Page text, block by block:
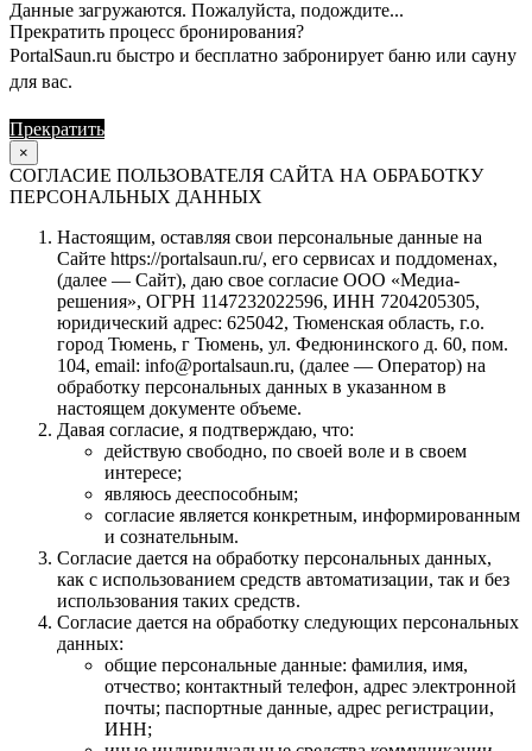
Данные загружаются. Пожалуйста, подождите...
Прекратить процесс бронирования?
PortalSaun.ru быстро и бесплатно забронирует баню или сауну
для вас.
Прекратить
×
СОГЛАСИЕ ПОЛЬЗОВАТЕЛЯ САЙТА НА ОБРАБОТКУ
ПЕРСОНАЛЬНЫХ ДАННЫХ
Настоящим, оставляя свои персональные данные на
Сайте https://portalsaun.ru/, его сервисах и поддоменах,
(далее — Сайт), даю свое согласие ООО «Медиа-
решения», ОГРН 1147232022596, ИНН 7204205305,
юридический адрес: 625042, Тюменская область, г.о.
город Тюмень, г Тюмень, ул. Федюнинского д. 60, пом.
104, email: info@portalsaun.ru, (далее — Оператор) на
обработку персональных данных в указанном в
настоящем документе объеме.
Давая согласие, я подтверждаю, что:
действую свободно, по своей воле и в своем
интересе;
являюсь дееспособным;
согласие является конкретным, информированным
и сознательным.
Согласие дается на обработку персональных данных,
как с использованием средств автоматизации, так и без
использования таких средств.
Согласие дается на обработку следующих персональных
данных:
общие персональные данные: фамилия, имя,
отчество; контактный телефон, адрес электронной
почты; паспортные данные, адрес регистрации,
ИНН;